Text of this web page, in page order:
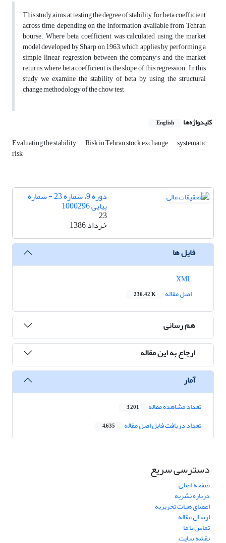
This study aims at testing the degree of stability for beta coefficient
across time, depending on the information available from Tehran
bourse. Where beta coefficient was calculated using the market
model developed by Sharp on 1963, which applies by performing a
simple linear regression between the company’s and the market
returns, where beta coefficient is the slope of this regression. In this
study we examine the stability of beta by using the structural
change methodology of the chow test
کلیدواژه‌ها English
Evaluating the stability Risk in Tehran stock exchange systematic
risk
دوره 9، شماره 23 - شماره
پیاپی 1000296
23
خرداد 1386
فایل ها
اصل مقاله
236.42 K
هم رسانی
ارجاع به این مقاله
آمار
تعداد مشاهده مقاله 3,201
تعداد دریافت فایل اصل مقاله 4,635
دسترسی سریع
صفحه اصلی
درباره نشریه
اعضای هیات تحریریه
ارسال مقاله
تماس با ما
نقشه سایت